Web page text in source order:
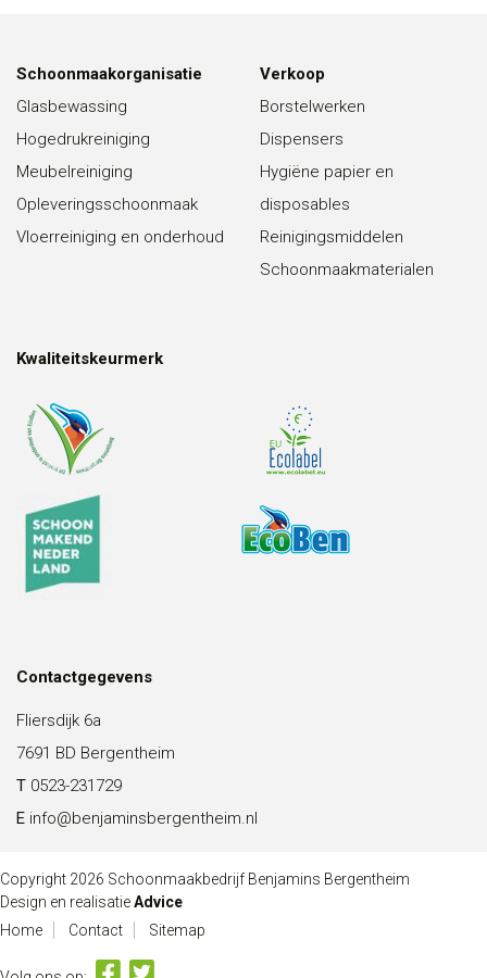
Schoonmaakorganisatie
Glasbewassing
Hogedrukreiniging
Meubelreiniging
Opleveringsschoonmaak
Vloerreiniging en onderhoud
Verkoop
Borstelwerken
Dispensers
Hygiëne papier en
disposables
Reinigingsmiddelen
Schoonmaakmaterialen
Kwaliteitskeurmerk
Contactgegevens
Fliersdijk 6a
7691 BD Bergentheim
T 0523-231729
E info@benjaminsbergentheim.nl
Copyright 2026 Schoonmaakbedrijf Benjamins Bergentheim
Design en realisatieAdvice
Home
Contact Sitemap